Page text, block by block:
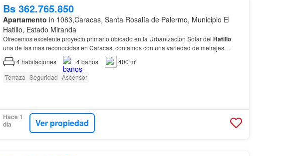
Bs 362.765.850
Apartamento in 1083,Caracas, Santa Rosalía de Palermo, Municipio El
Hatillo, Estado Miranda
Ofrecemos excelente proyecto primario ubicado en la Urbanizacion Solar del Hatillo
una de las mas reconocidas en Caracas, contamos con una variedad de metrajes
disponible dependiendo de las necesidades de cada cliente, cada p…
4habitaciones 4baños
400 m²
Terraza Seguridad Ascensor
Hace 1
día
Ver propiedad